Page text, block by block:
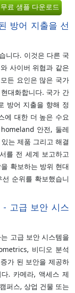
료 샘플 다운로드
방어 지출을 선
니다. 이것은 다른 국
사이버 위협과 같은
든 요인은 많은 국가
대화합니다. 국가 간
방어 지출을 향해 정
에 대한 더 높은 수요
안전, 둘레
는 제품 그리고 해결
를 전 세계 보고하고
확보하는 방위 현대
순위를 확보했습니
고급 보안 시스
고급 보안 시스템을
비디오 분석
가 된 보안을 제공하
. 카메라, 액세스 제
퍼스, 상업 건물 또는